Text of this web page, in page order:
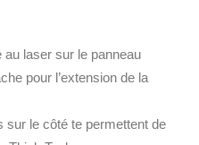
laser sur le panneau
pour l’extension de la
sur le côté te permettent de